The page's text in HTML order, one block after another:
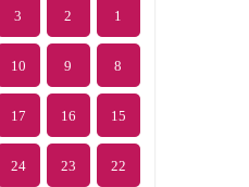
1
2
3
8
9
10
15
16
17
22
23
24